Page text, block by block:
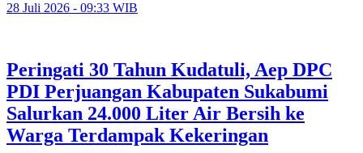
28 Juli 2026 - 09:33 WIB
Peringati 30 Tahun Kudatuli, Aep DPC
PDI Perjuangan Kabupaten Sukabumi
Salurkan 24.000 Liter Air Bersih ke
Warga Terdampak Kekeringan